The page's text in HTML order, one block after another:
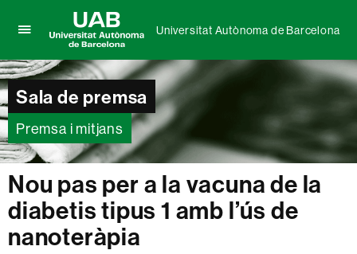
per
desplegar
el
menú
de
Universitat
Autònoma
Barcelona
Universitat
Autònoma
de
Universitat Autònoma de Barcelona
Sala de premsa
Premsa i mitjans
Nou pas per a la vacuna de la
diabetis tipus 1 amb l’ús de
nanoteràpia